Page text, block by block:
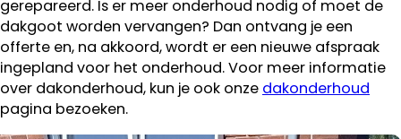
gerepareerd. Is er meer onderhoud nodig of moet de
dakgoot worden vervangen? Dan ontvang je een
offerte en, na akkoord, wordt er een nieuwe afspraak
ingepland voor het onderhoud. Voor meer informatie
over dakonderhoud, kun je ook onze dakonderhoud
pagina bezoeken.